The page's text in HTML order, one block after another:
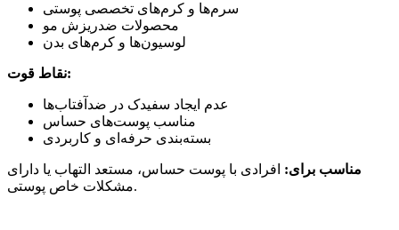
سرم‌ها و کرم‌های تخصصی پوستی
محصولات ضدریزش مو
لوسیون‌ها و کرم‌های بدن
نقاط قوت:
عدم ایجاد سفیدک در ضدآفتاب‌ها
مناسب پوست‌های حساس
بسته‌بندی حرفه‌ای و کاربردی
مناسب برای: افرادی با پوست حساس، مستعد التهاب یا دارای
مشکلات خاص پوستی.